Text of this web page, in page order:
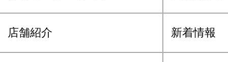
店舗紹介 新着情報